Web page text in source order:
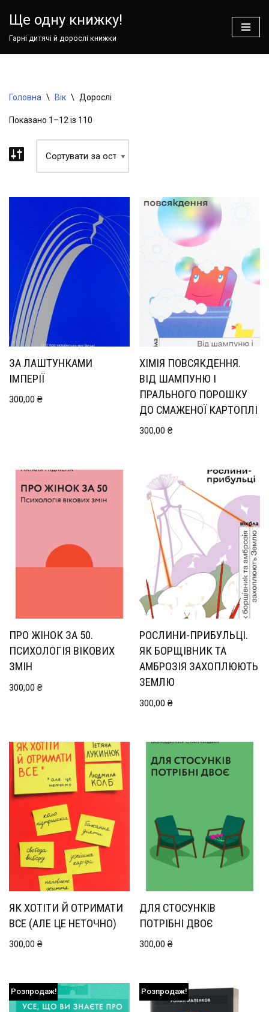
Ще одну книжку!
Гарні дитячі й дорослі книжки
Головна \ Вік \ Дорослі
Показано 1–12 із 110
ЗА ЛАШТУНКАМИ
ІМПЕРІЇ
300,00 ₴
ХІМІЯ ПОВСЯКДЕННЯ.
ВІД ШАМПУНЮ І
ПРАЛЬНОГО ПОРОШКУ
ДО СМАЖЕНОЇ КАРТОПЛІ
300,00₴
ПРО ЖІНОК ЗА 50.
ПСИХОЛОГІЯ ВІКОВИХ
ЗМІН
300,00 ₴
РОСЛИНИ-ПРИБУЛЬЦІ.
ЯК БОРЩІВНИК ТА
АМБРОЗІЯ ЗАХОПЛЮЮТЬ
ЗЕМЛЮ
300,00₴
ЯК ХОТІТИ Й ОТРИМАТИ
ВСЕ (АЛЕ ЦЕ НЕТОЧНО)
300,00 ₴
ДЛЯ СТОСУНКІВ
ПОТРІБНІ ДВОЄ
300,00₴
Розпродаж! Розпродаж!